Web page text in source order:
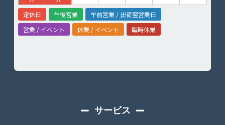
定休日 午後営業
午前営業 / 出荷翌営業日
営業 / イベント
休業 / イベント 臨時休業
サービス